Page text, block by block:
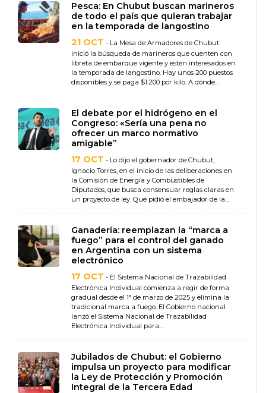
Pesca: En Chubut buscan marineros
de todo el país que quieran trabajar
en la temporada de langostino
21 OCT - La Mesa de Armadores de Chubut
inició la búsqueda de marineros que cuenten con
libreta de embarque vigente y estén interesados en
la temporada de langostino. Hay unos 200 puestos
disponibles y se paga $1.200 por kilo. A dónde...
El debate por el hidrógeno en el
Congreso: «Sería una pena no
ofrecer un marco normativo
amigable”
17 OCT - Lo dijo el gobernador de Chubut,
Ignacio Torres, en el inicio de las deliberaciones en
la Comisión de Energía y Combustibles de
Diputados, que busca consensuar reglas claras en
un proyecto de ley. Qué pidió el embajador de la...
Ganadería: reemplazan la “marca a
fuego” para el control del ganado
en Argentina con un sistema
electrónico
17 OCT - El Sistema Nacional de Trazabilidad
Electrónica Individual comienza a regir de forma
gradual desde el 1° de marzo de 2025 y elimina la
tradicional marca a fuego. El Gobierno nacional
lanzó el Sistema Nacional de Trazabilidad
Electrónica Individual para...
Jubilados de Chubut: el Gobierno
impulsa un proyecto para modificar
la Ley de Protección y Promoción
Integral de la Tercera Edad